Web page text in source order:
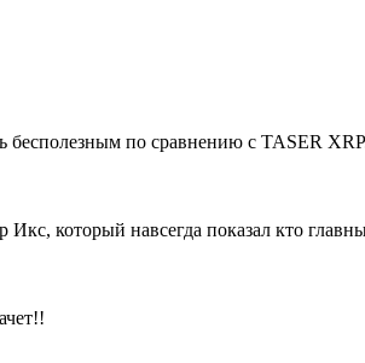
по сравнению с TASER XRP.
который навсегда показал кто